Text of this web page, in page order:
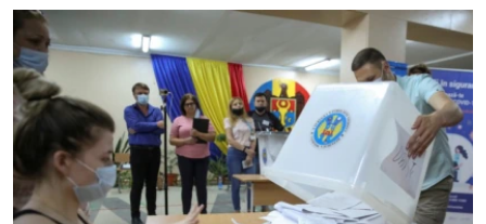
ТЕЛЕПРОЕКТ КРЫМ.РЕАЛИИ
СОВЕТЫ ПРАВОЗАЩИТНИКОВ
ПРОПАВШИЕ БЕЗ ВЕСТИ
ПОБЕДИТЕЛЕЙ НЕ СУДЯТ?
КРЫМ.НЕПОКОРЕННЫЙ
ELIFBE
Українською
Qırımtatar
ПРИСОЕДИНЯЙТЕСЬ!